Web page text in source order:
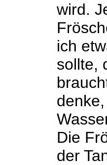
wird.
ich
sollte,
Die
der